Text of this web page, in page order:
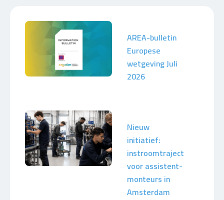
AREA-bulletin
Europese
wetgeving Juli
2026
Nieuw
initiatief:
instroomtraject
voor assistent-
monteurs in
Amsterdam